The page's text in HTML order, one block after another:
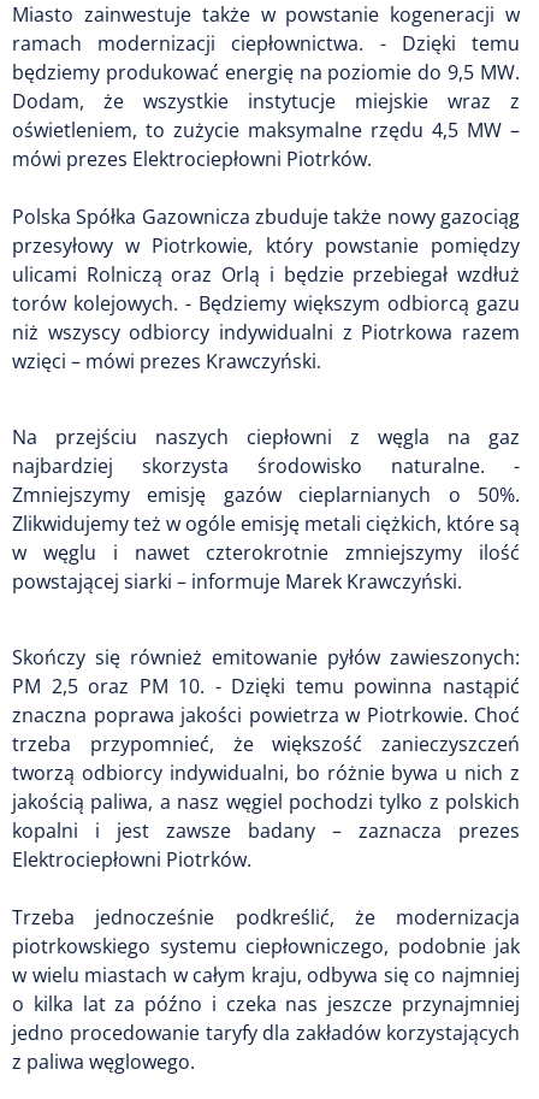
Miasto zainwestuje także w powstanie kogeneracji w
ramach modernizacji ciepłownictwa. - Dzięki temu
będziemy produkować energię na poziomie do 9,5 MW.
Dodam, że wszystkie instytucje miejskie wraz z
oświetleniem, to zużycie maksymalne rzędu 4,5 MW –
mówi prezes Elektrociepłowni Piotrków.
Polska Spółka Gazownicza zbuduje także nowy gazociąg
przesyłowy w Piotrkowie, który powstanie pomiędzy
ulicami Rolniczą oraz Orlą i będzie przebiegał wzdłuż
torów kolejowych. - Będziemy większym odbiorcą gazu
niż wszyscy odbiorcy indywidualni z Piotrkowa razem
wzięci – mówi prezes Krawczyński.
Na przejściu naszych ciepłowni z węgla na gaz
najbardziej skorzysta środowisko naturalne. -
Zmniejszymy emisję gazów cieplarnianych o 50%.
Zlikwidujemy też w ogóle emisję metali ciężkich, które są
w węglu i nawet czterokrotnie zmniejszymy ilość
powstającej siarki – informuje Marek Krawczyński.
Skończy się również emitowanie pyłów zawieszonych:
PM 2,5 oraz PM 10. - Dzięki temu powinna nastąpić
znaczna poprawa jakości powietrza w Piotrkowie. Choć
trzeba przypomnieć, że większość zanieczyszczeń
tworzą odbiorcy indywidualni, bo różnie bywa u nich z
jakością paliwa, a nasz węgiel pochodzi tylko z polskich
kopalni i jest zawsze badany – zaznacza prezes
Elektrociepłowni Piotrków.
Trzeba jednocześnie podkreślić, że modernizacja
piotrkowskiego systemu ciepłowniczego, podobnie jak
w wielu miastach w całym kraju, odbywa się co najmniej
o kilka lat za późno i czeka nas jeszcze przynajmniej
jedno procedowanie taryfy dla zakładów korzystających
z paliwa węglowego.